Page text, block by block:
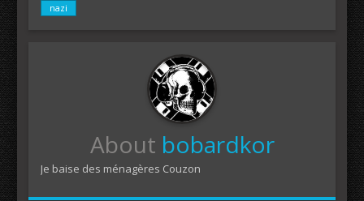
nazi
About bobardkor
Je baise des ménagères Couzon